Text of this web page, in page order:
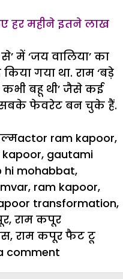
हर महीने इतने लाख
में ‘जय वालिया’ का
किया गया था. राम ‘बड़े
कभी बहू थी’ जैसे कई
फेवरेट बन चुके हैं.
Tags
actor ram kapoor,
, gautami
hi mohabbat,
, ram kapoor,
transformation,
, राम कपूर
, राम कपूर फैट टू
comment